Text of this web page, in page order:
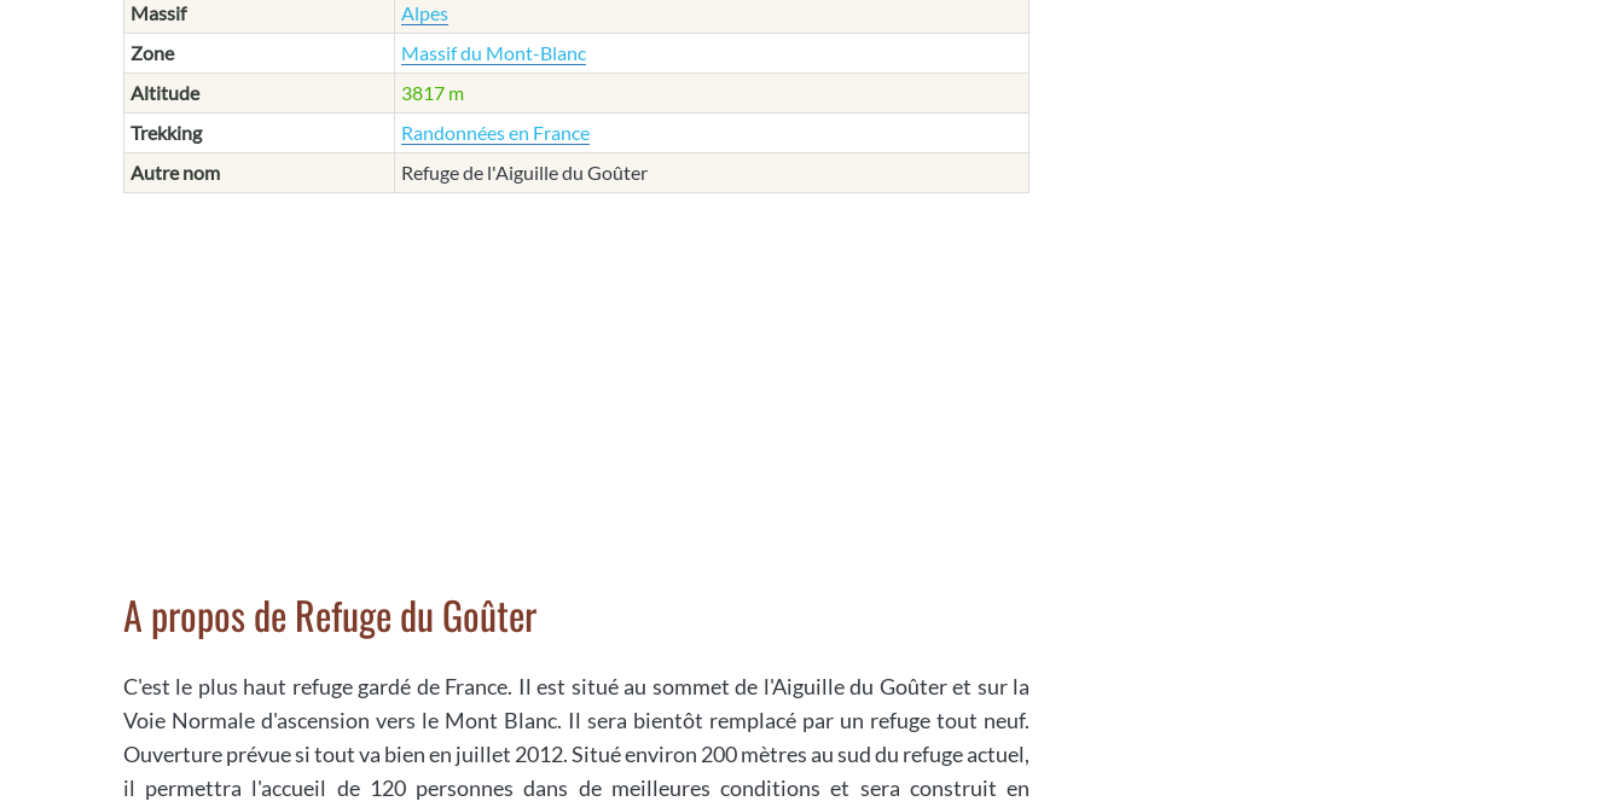
Massif
Alpes
Zone
Massif du Mont-Blanc
Altitude
3817 m
Trekking
Randonnées en France
Autre nom
Refuge de l'Aiguille du Goûter
A propos de Refuge du Goûter
C'est le plus haut refuge gardé de France. Il est situé au sommet de l'Aiguille du Goûter et sur la
Voie Normale d'ascension vers le Mont Blanc. Il sera bientôt remplacé par un refuge tout neuf.
Ouverture prévue si tout va bien en juillet 2012. Situé environ 200 mètres au sud du refuge actuel,
il permettra l'accueil de 120 personnes dans de meilleures conditions et sera construit en